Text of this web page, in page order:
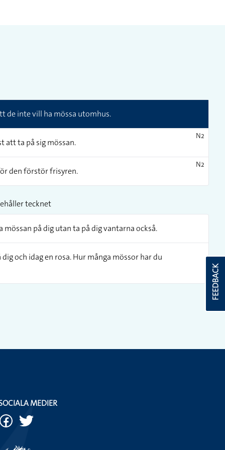
de inte vill ha mössa utomhus.
att ta på sig mössan.
N2
den förstör frisyren.
N2
tecknet
mössan på dig utan ta på dig vantarna också.
och idag en rosa. Hur många mössor har du
FEEDBACK
MEDIER